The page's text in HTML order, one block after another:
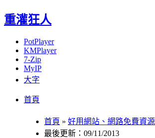
重灌狂人
PotPlayer
KMPlayer
7-Zip
MyIP
大字
首頁
首頁 » 好用網站、網路免費資源
最後更新：09/11/2013